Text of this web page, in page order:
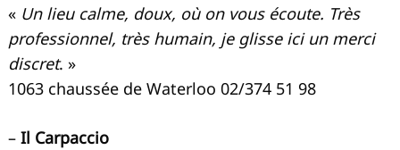
« Un lieu calme, doux, où on vous écoute. Très
professionnel, très humain, je glisse ici un merci
discret. »
1063 chaussée de Waterloo 02/374 51 98
– Il Carpaccio